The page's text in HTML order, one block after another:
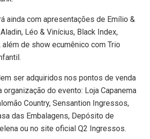
ainda com apresentações de Emílio &
Léo & Vinícius, Black Index,
além de show ecumênico com Trio
ser adquiridos nos pontos de venda
do evento: Loja Capanema
Country, Sensantion Ingressos,
das Embalagens, Depósito de
ou no site oficial Q2 Ingressos.